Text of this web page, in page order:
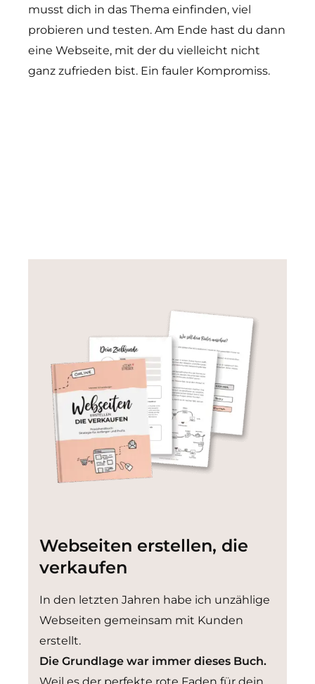
musst dich in das Thema einfinden, viel
probieren und testen. Am Ende hast du dann
eine Webseite, mit der du vielleicht nicht
ganz zufrieden bist. Ein fauler Kompromiss.
Webseiten erstellen, die
verkaufen
In den letzten Jahren habe ich unzählige
Webseiten gemeinsam mit Kunden
erstellt.
Die Grundlage war immer dieses Buch.